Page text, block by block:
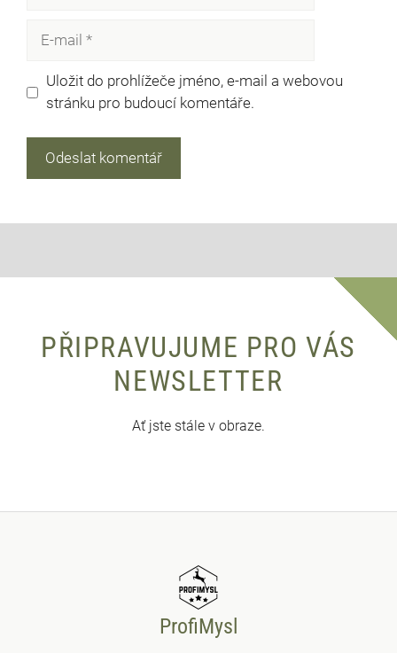
Uložit do prohlížeče jméno, e-mail a webovou
stránku pro budoucí komentáře.
PŘIPRAVUJUME PRO VÁS
NEWSLETTER
Ať jste stále v obraze.
ProfiMysl